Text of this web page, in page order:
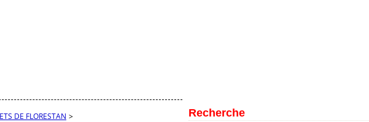
DE FLORESTAN >
Recherche